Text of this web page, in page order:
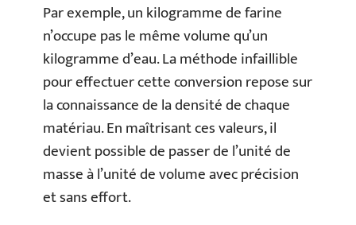
Par exemple, un kilogramme de farine
n’occupe pas le même volume qu’un
kilogramme d’eau. La méthode infaillible
pour effectuer cette conversion repose sur
la connaissance de la densité de chaque
matériau. En maîtrisant ces valeurs, il
devient possible de passer de l’unité de
masse à l’unité de volume avec précision
et sans effort.